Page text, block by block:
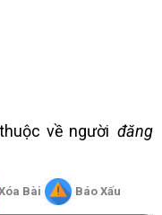
về người đăng
Bài Báo Xấu